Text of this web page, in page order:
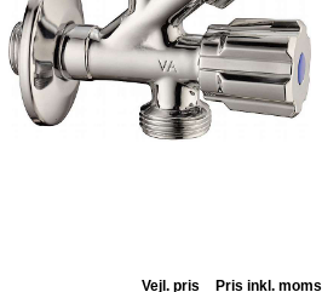
Vejl. pris Pris inkl. moms